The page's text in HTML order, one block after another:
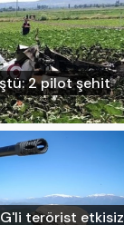
2 pilot şehit
terörist etkisiz